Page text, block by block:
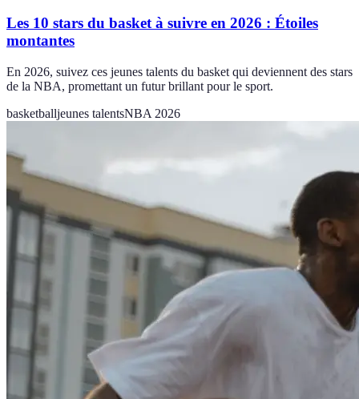
Les 10 stars du basket à suivre en 2026 : Étoiles
montantes
En 2026, suivez ces jeunes talents du basket qui deviennent des stars
de la NBA, promettant un futur brillant pour le sport.
basketballjeunes talentsNBA 2026